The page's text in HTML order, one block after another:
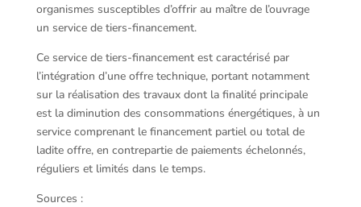
organismes susceptibles d’offrir au maître de l’ouvrage
un service de tiers-financement.
Ce service de tiers-financement est caractérisé par
l’intégration d’une offre technique, portant notamment
sur la réalisation des travaux dont la finalité principale
est la diminution des consommations énergétiques, à un
service comprenant le financement partiel ou total de
ladite offre, en contrepartie de paiements échelonnés,
réguliers et limités dans le temps.
Sources :